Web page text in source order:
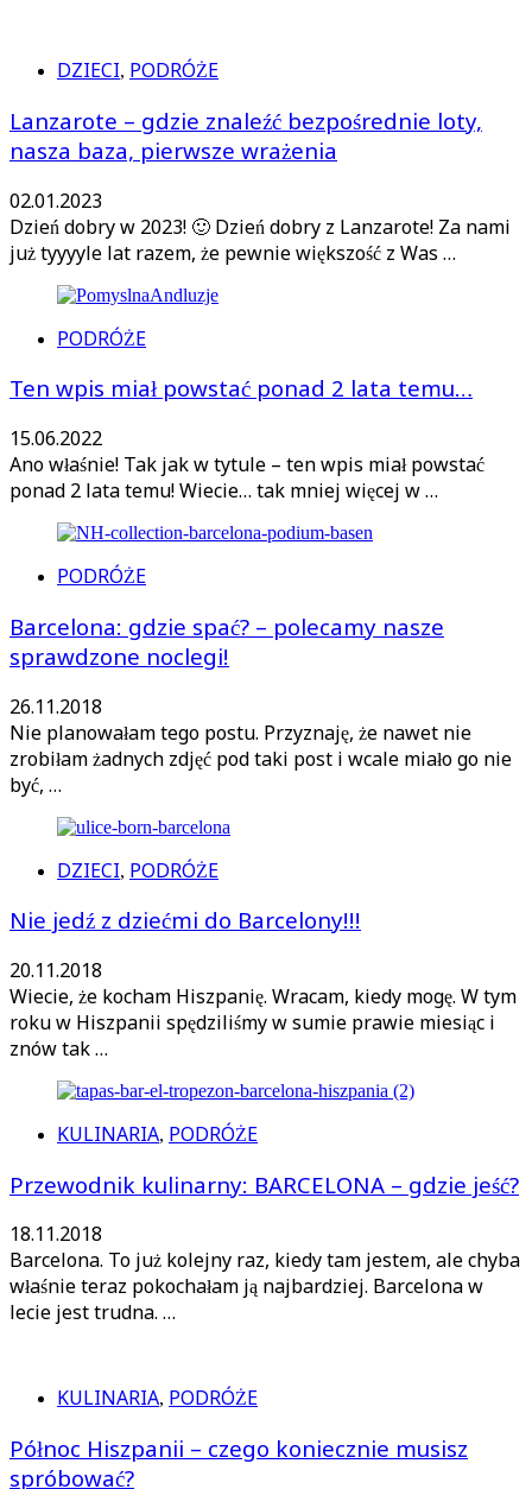
DZIECI, PODRÓŻE
Lanzarote – gdzie znaleźć bezpośrednie loty,
nasza baza, pierwsze wrażenia
02.01.2023
Dzień dobry w 2023! 🙂 Dzień dobry z Lanzarote! Za nami
już tyyyyle lat razem, że pewnie większość z Was …
PODRÓŻE
Ten wpis miał powstać ponad 2 lata temu…
15.06.2022
Ano właśnie! Tak jak w tytule – ten wpis miał powstać
ponad 2 lata temu! Wiecie… tak mniej więcej w …
PODRÓŻE
Barcelona: gdzie spać? – polecamy nasze
sprawdzone noclegi!
26.11.2018
Nie planowałam tego postu. Przyznaję, że nawet nie
zrobiłam żadnych zdjęć pod taki post i wcale miało go nie
być, …
DZIECI, PODRÓŻE
Nie jedź z dziećmi do Barcelony!!!
20.11.2018
Wiecie, że kocham Hiszpanię. Wracam, kiedy mogę. W tym
roku w Hiszpanii spędziliśmy w sumie prawie miesiąc i
znów tak …
KULINARIA, PODRÓŻE
Przewodnik kulinarny: BARCELONA – gdzie jeść?
18.11.2018
Barcelona. To już kolejny raz, kiedy tam jestem, ale chyba
właśnie teraz pokochałam ją najbardziej. Barcelona w
lecie jest trudna. …
KULINARIA, PODRÓŻE
Północ Hiszpanii – czego koniecznie musisz
spróbować?